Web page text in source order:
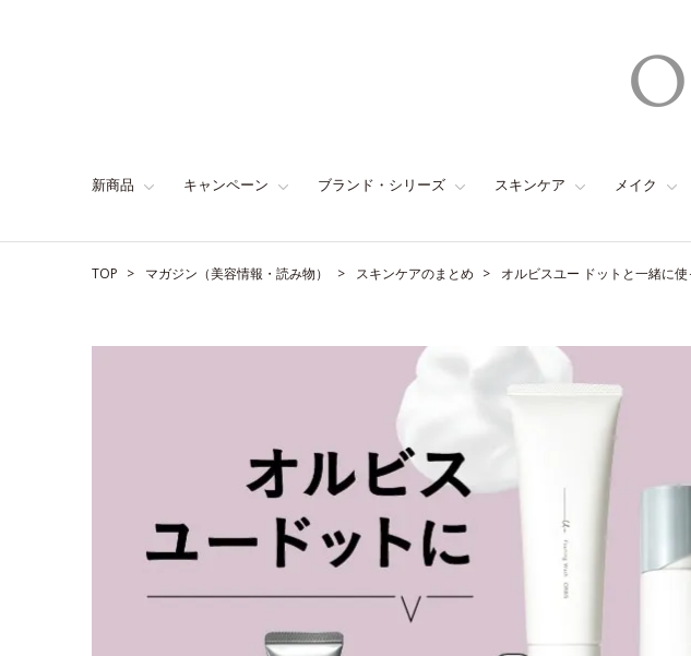
新商品 キャンペーン ブランド・シリーズ スキンケア メイク
TOP マガジン（美容情報・読み物） スキンケアのまとめ オルビスユー ドットと一緒に